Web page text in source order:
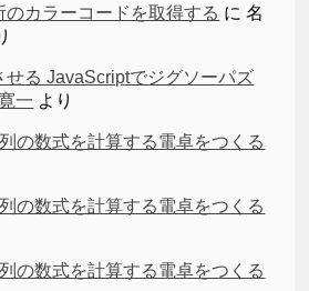
のカラーコードを取得する に名
せる JavaScriptでジグソーパズ
一 より
の数式を計算する電卓をつくる
の数式を計算する電卓をつくる
の数式を計算する電卓をつくる